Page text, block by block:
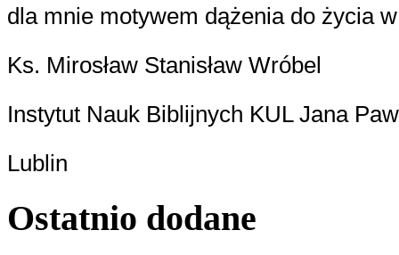
dla mnie motywem dążenia do życia
Ks. Mirosław Stanisław Wróbel
Instytut Nauk Biblijnych KUL Jana
Lublin
Ostatnio dodane